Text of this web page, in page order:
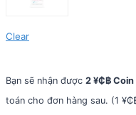
Clear
Bạn sẽ nhận được 2 ¥₵฿ Coin
toán cho đơn hàng sau. (1 ¥₵